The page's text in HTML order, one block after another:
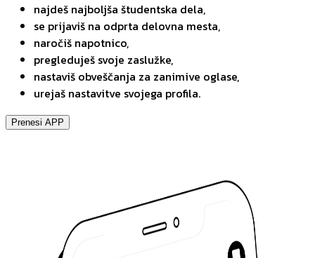
najdeš najboljša študentska dela,
se prijaviš na odprta delovna mesta,
naročiš napotnico,
pregleduješ svoje zaslužke,
nastaviš obveščanja za zanimive oglase,
urejaš nastavitve svojega profila.
Prenesi APP